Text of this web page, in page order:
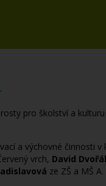
pro školství a kulturu
a výchovné činnosti
vrch, David
ze ZŠ a MŠ